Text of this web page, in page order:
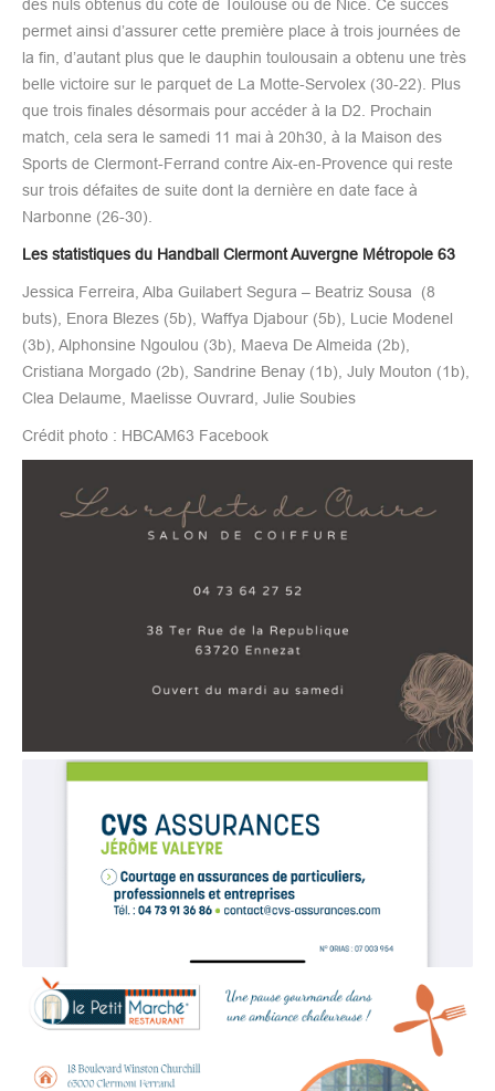
des nuls obtenus du côté de Toulouse ou de Nice. Ce succès
permet ainsi d’assurer cette première place à trois journées de
la fin, d’autant plus que le dauphin toulousain a obtenu une très
belle victoire sur le parquet de La Motte-Servolex (30-22). Plus
que trois finales désormais pour accéder à la D2. Prochain
match, cela sera le samedi 11 mai à 20h30, à la Maison des
Sports de Clermont-Ferrand contre Aix-en-Provence qui reste
sur trois défaites de suite dont la dernière en date face à
Narbonne (26-30).
Les statistiques du Handball Clermont Auvergne Métropole 63
Jessica Ferreira, Alba Guilabert Segura – Beatriz Sousa (8
buts), Enora Blezes (5b), Waffya Djabour (5b), Lucie Modenel
(3b), Alphonsine Ngoulou (3b), Maeva De Almeida (2b),
Cristiana Morgado (2b), Sandrine Benay (1b), July Mouton (1b),
Clea Delaume, Maelisse Ouvrard, Julie Soubies
Crédit photo : HBCAM63 Facebook